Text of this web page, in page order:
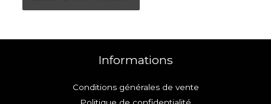
Informations
Conditions générales de vente